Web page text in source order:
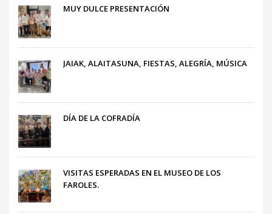
MUY DULCE PRESENTACIÓN
JAIAK, ALAITASUNA, FIESTAS, ALEGRÍA, MÚSICA
DÍA DE LA COFRADÍA
VISITAS ESPERADAS EN EL MUSEO DE LOS
FAROLES.